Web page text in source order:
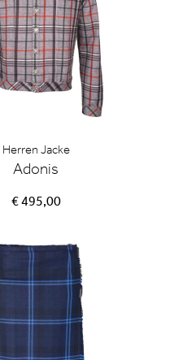
Herren Jacke
Adonis
€ 495,00